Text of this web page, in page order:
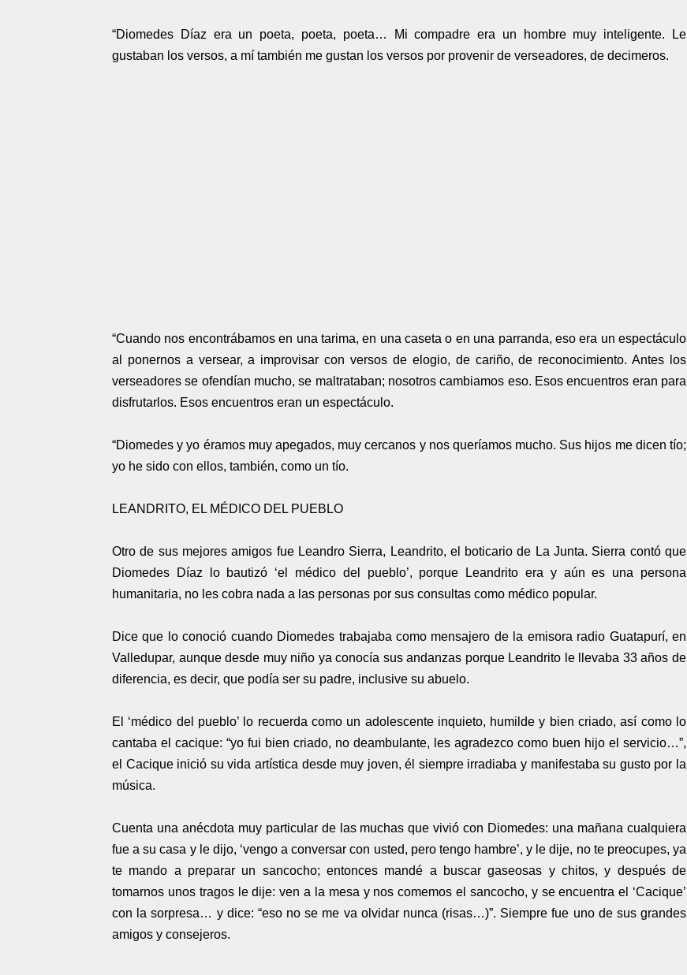
“Diomedes Díaz era un poeta, poeta, poeta… Mi compadre era un hombre muy inteligente. Le
gustaban los versos, a mí también me gustan los versos por provenir de verseadores, de decimeros.
“Cuando nos encontrábamos en una tarima, en una caseta o en una parranda, eso era un espectáculo
al ponernos a versear, a improvisar con versos de elogio, de cariño, de reconocimiento. Antes los
verseadores se ofendían mucho, se maltrataban; nosotros cambiamos eso. Esos encuentros eran para
disfrutarlos. Esos encuentros eran un espectáculo.
“Diomedes y yo éramos muy apegados, muy cercanos y nos queríamos mucho. Sus hijos me dicen tío;
yo he sido con ellos, también, como un tío.
LEANDRITO, EL MÉDICO DEL PUEBLO
Otro de sus mejores amigos fue Leandro Sierra, Leandrito, el boticario de La Junta. Sierra contó que
Diomedes Díaz lo bautizó ‘el médico del pueblo’, porque Leandrito era y aún es una persona
humanitaria, no les cobra nada a las personas por sus consultas como médico popular.
Dice que lo conoció cuando Diomedes trabajaba como mensajero de la emisora radio Guatapurí, en
Valledupar, aunque desde muy niño ya conocía sus andanzas porque Leandrito le llevaba 33 años de
diferencia, es decir, que podía ser su padre, inclusive su abuelo.
El ‘médico del pueblo’ lo recuerda como un adolescente inquieto, humilde y bien criado, así como lo
cantaba el cacique: “yo fui bien criado, no deambulante, les agradezco como buen hijo el servicio…”,
el Cacique inició su vida artística desde muy joven, él siempre irradiaba y manifestaba su gusto por la
música.
Cuenta una anécdota muy particular de las muchas que vivió con Diomedes: una mañana cualquiera
fue a su casa y le dijo, ‘vengo a conversar con usted, pero tengo hambre’, y le dije, no te preocupes, ya
te mando a preparar un sancocho; entonces mandé a buscar gaseosas y chitos, y después de
tomarnos unos tragos le dije: ven a la mesa y nos comemos el sancocho, y se encuentra el ‘Cacique’
con la sorpresa… y dice: “eso no se me va olvidar nunca (risas…)”. Siempre fue uno de sus grandes
amigos y consejeros.